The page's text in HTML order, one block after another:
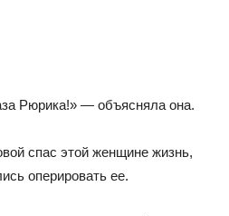
Рюрика!» — объясняла она.
спас этой женщине жизнь,
оперировать ее.